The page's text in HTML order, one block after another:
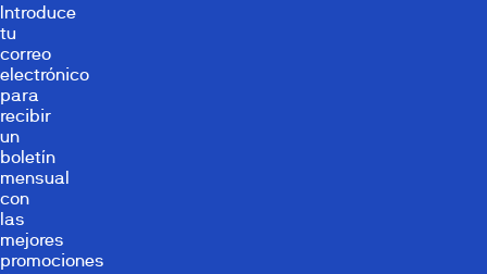
Introduce
tu
correo
electrónico
para
recibir
un
boletín
mensual
con
las
mejores
promociones